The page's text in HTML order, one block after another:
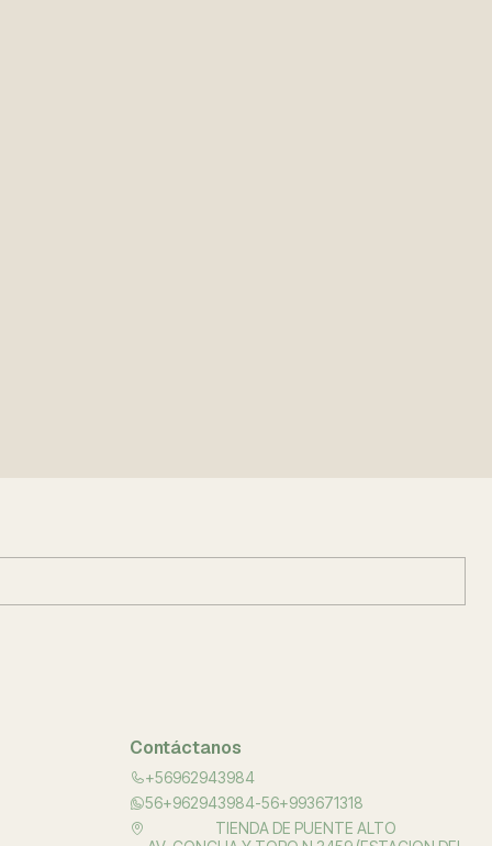
Contáctanos
+56962943984
56+962943984-56+993671318
TIENDA DE PUENTE ALTO